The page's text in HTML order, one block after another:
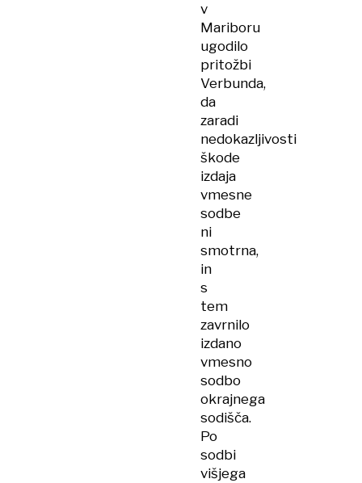
v
Mariboru
ugodilo
pritožbi
Verbunda,
da
zaradi
nedokazljivosti
škode
izdaja
vmesne
sodbe
ni
smotrna,
in
s
tem
zavrnilo
izdano
vmesno
sodbo
okrajnega
sodišča.
Po
sodbi
višjega